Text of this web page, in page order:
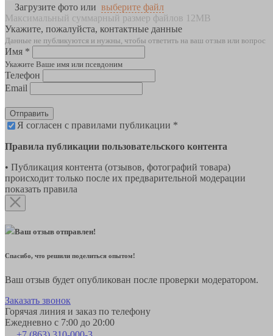
Загрузите фото или выберите файл
Максимальный суммарный размер файлов 12MB
Укажите, пожалуйста, контактные данные
Данные не публикуются и нужны, чтобы ответить на ваш отзыв или вопрос
Имя *
Укажите Ваше имя или псевдоним
Телефон
Email
Отправить
Я согласен с правилами публикации *
Правила публикации пользовательского контента
• Публикация контента (отзывов, фотографий товара)
происходит только после их предварительной модерации
показать правила
Ваш отзыв отправлен!
Спасибо, что решили поделиться опытом!
Ваш отзыв будет опубликован после проверки модератором.
Заказать звонок
Горячая линия и заказ по телефону
Ежедневно с 7:00 до 20:00